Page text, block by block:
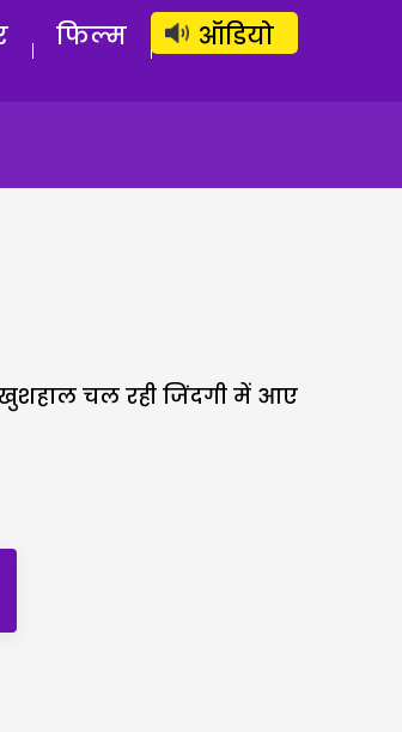
लॉग इन सब्सक्राइब करें
फिल्म ऑडियो
चल रही जिंदगी में आए